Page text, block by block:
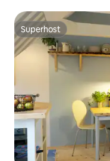
Superhost
Superhost